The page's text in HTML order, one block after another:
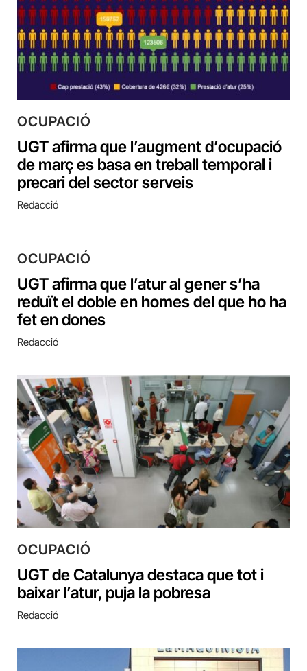
OCUPACIÓ
UGT afirma que l’augment d’ocupació
de març es basa en treball temporal i
precari del sector serveis
Redacció
OCUPACIÓ
UGT afirma que l’atur al gener s’ha
reduït el doble en homes del que ho ha
fet en dones
Redacció
OCUPACIÓ
UGT de Catalunya destaca que tot i
baixar l’atur, puja la pobresa
Redacció